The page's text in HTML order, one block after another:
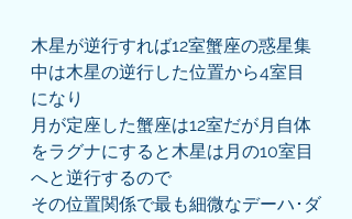
木星が逆行すれば12室蟹座の惑星集
中は木星の逆行した位置から4室目
になり
月が定座した蟹座は12室だが月自体
をラグナにすると木星は月の10室目
へと逆行するので
その位置関係で最も細微なデーハ･ダ